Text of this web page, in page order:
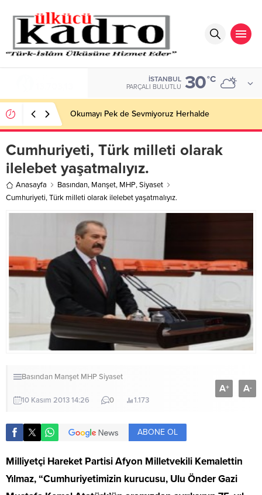
İSTANBUL
PARÇALI BULUTLU 30°C
Okumayı Pek de Sevmiyoruz Herhalde
Cumhuriyeti, Türk milleti olarak
ilelebet yaşatmalıyız.
Anasayfa Basından, Manşet, MHP,Siyaset
Cumhuriyeti, Türk milleti olarak ilelebet yaşatmalıyız.
Basından Manşet MHPSiyaset
10 Kasım 2013 14:26 0 1.173
A+ A-
ABONE OL
Milliyetçi Hareket Partisi Afyon Milletvekili Kemalettin
Yılmaz, “Cumhuriyetimizin kurucusu, Ulu Önder Gazi